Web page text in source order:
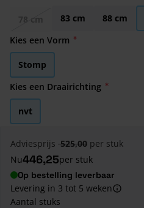
83 cm 88 cm
Kies een Vorm
Stomp
Kies een Draairichting
nvt
Adviesprijs 525,00 per stuk
Nu446,25per stuk
Op bestelling leverbaar
Levering in 3 tot 5 weken
Aantal stuks